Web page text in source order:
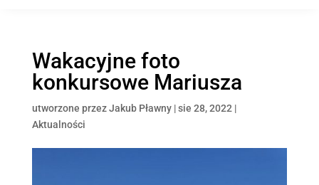
Wakacyjne foto
konkursowe Mariusza
utworzone przezJakub Pławny|sie 28, 2022 |
Aktualności